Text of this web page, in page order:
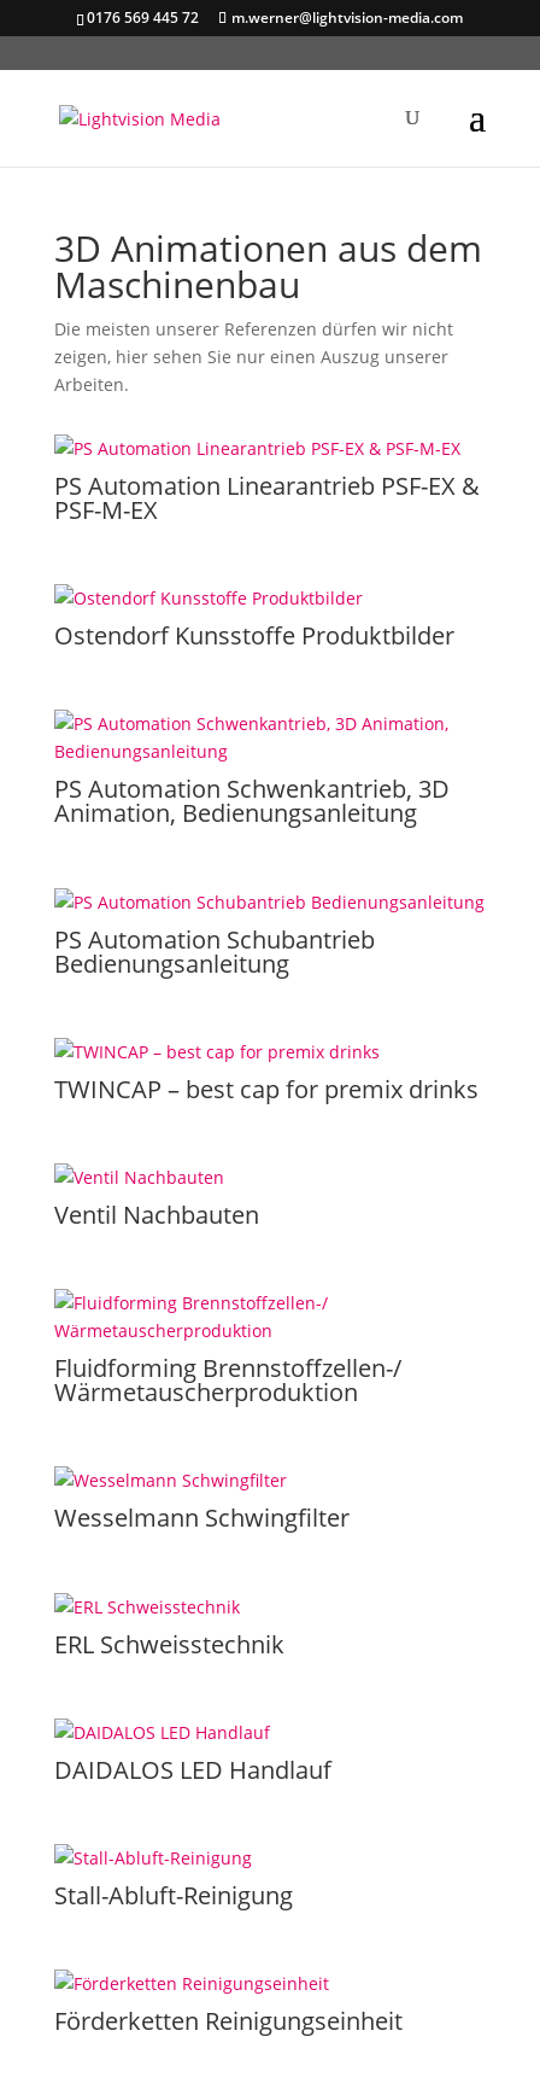
0176 569 445 72 m.werner@lightvision-media.com
3D Animationen aus dem
Maschinenbau
Die meisten unserer Referenzen dürfen wir nicht
zeigen, hier sehen Sie nur einen Auszug unserer
Arbeiten.
PS Automation Linearantrieb PSF-EX &
PSF-M-EX
Ostendorf Kunsstoffe Produktbilder
PS Automation Schwenkantrieb, 3D
Animation, Bedienungsanleitung
PS Automation Schubantrieb
Bedienungsanleitung
TWINCAP – best cap for premix drinks
Ventil Nachbauten
Fluidforming Brennstoffzellen-/
Wärmetauscherproduktion
Wesselmann Schwingfilter
ERL Schweisstechnik
DAIDALOS LED Handlauf
Stall-Abluft-Reinigung
Förderketten Reinigungseinheit